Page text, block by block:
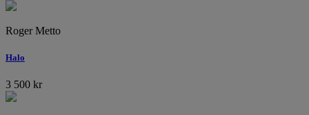
Roger Metto
Halo
3 500 kr